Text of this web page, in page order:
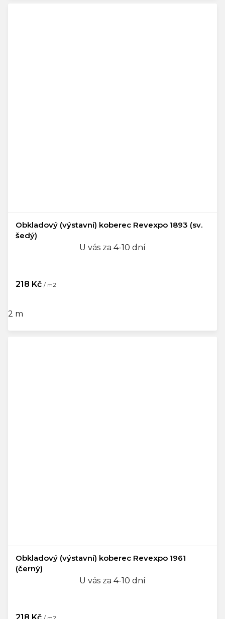
Obkladový (výstavní) koberec Revexpo 1893 (sv.
šedý)
U vás za 4-10 dní
218 Kč / m2
2 m
Obkladový (výstavní) koberec Revexpo 1961
(černý)
U vás za 4-10 dní